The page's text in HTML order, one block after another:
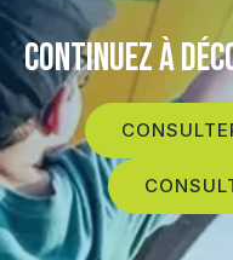
CONTINUEZ À